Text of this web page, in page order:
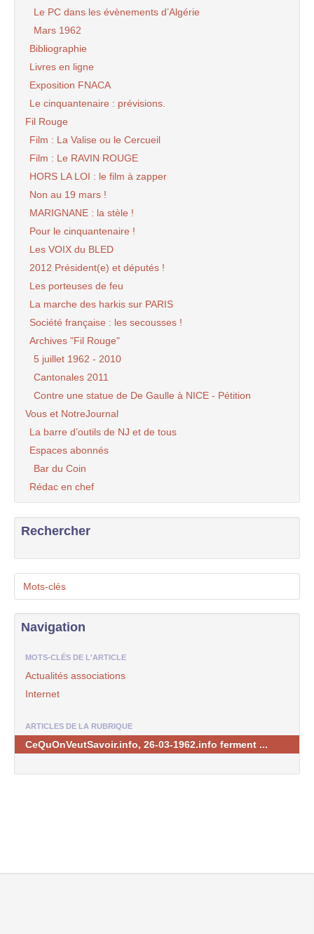
Le PC dans les évènements d’Algérie
Mars 1962
Bibliographie
Livres en ligne
Exposition FNACA
Le cinquantenaire : prévisions.
Fil Rouge
Film : La Valise ou le Cercueil
Film : Le RAVIN ROUGE
HORS LA LOI : le film à zapper
Non au 19 mars !
MARIGNANE : la stèle !
Pour le cinquantenaire !
Les VOIX du BLED
2012 Président(e) et députés !
Les porteuses de feu
La marche des harkis sur PARIS
Société française : les secousses !
Archives "Fil Rouge"
5 juillet 1962 - 2010
Cantonales 2011
Contre une statue de De Gaulle à NICE - Pétition
Vous et NotreJournal
La barre d’outils de NJ et de tous
Espaces abonnés
Bar du Coin
Rédac en chef
Rechercher
Mots-clés
Navigation
MOTS-CLÉS DE L'ARTICLE
Actualités associations
Internet
ARTICLES DE LA RUBRIQUE
CeQuOnVeutSavoir.info, 26-03-1962.info ferment ...